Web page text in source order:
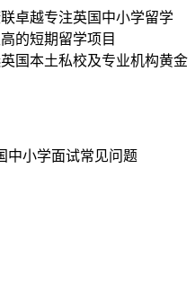
卓越专注英国中小学留学
的短期留学项目
国本土私校及专业机构黄金
中小学面试常见问题